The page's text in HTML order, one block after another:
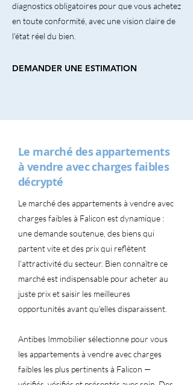
diagnostics obligatoires pour que vous achetez
en toute conformité, avec une vision claire de
l'état réel du bien.
DEMANDER UNE ESTIMATION
Le marché des appartements
à vendre avec charges faibles
décrypté
Le marché des appartements à vendre avec
charges faibles à Falicon est dynamique :
une demande soutenue, des biens qui
partent vite et des prix qui reflètent
l'attractivité du secteur. Bien connaître ce
marché est indispensable pour acheter au
juste prix et saisir les meilleures
opportunités avant qu'elles disparaissent.
Antibes Immobilier sélectionne pour vous
les appartements à vendre avec charges
faibles les plus pertinents à Falicon —